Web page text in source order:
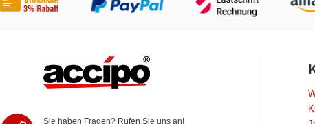
Sie haben Fragen? Rufen Sie uns an!